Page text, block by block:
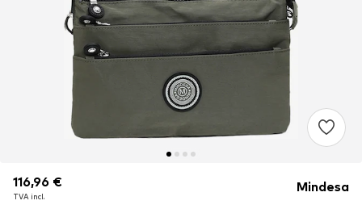
116,96 €
TVA incl.
116,96 €
TVA incl.
116,96 €
TVA incl.
Mindesa